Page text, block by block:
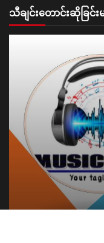
သီချင်းတောင်းဆိုခြင်းမ